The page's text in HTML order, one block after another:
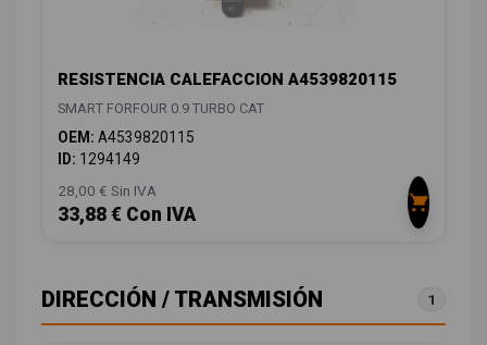
RESISTENCIA CALEFACCION A4539820115
SMART FORFOUR 0.9 TURBO CAT
OEM: A4539820115
ID: 1294149
28,00 € Sin IVA
33,88 € Con IVA
DIRECCIÓN / TRANSMISIÓN 1